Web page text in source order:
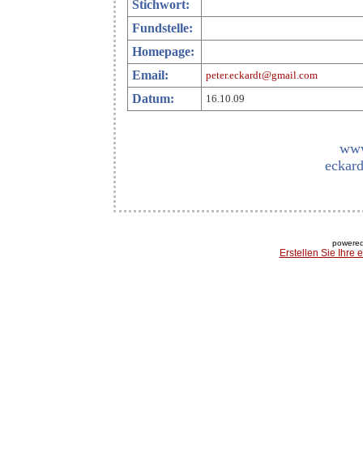
Stichwort:
Fundstelle:
Homepage:
Email:
peter.eckardt@gmail.com
Datum: 16.10.09
Erstellen Sie Ihre